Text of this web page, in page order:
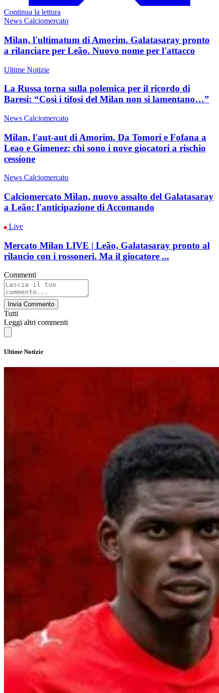
Continua la lettura
News Calciomercato
Milan, l'ultimatum di Amorim. Galatasaray pronto
a rilanciare per Leão. Nuovo nome per l'attacco
Ultime Notizie
La Russa torna sulla polemica per il ricordo di
Baresi: “Così i tifosi del Milan non si lamentano…”
News Calciomercato
Milan, l'aut-aut di Amorim. Da Tomori e Fofana a
Leao e Gimenez: chi sono i nove giocatori a rischio
cessione
News Calciomercato
Calciomercato Milan, nuovo assalto del Galatasaray
a Leão: l'anticipazione di Accomando
Live
Mercato Milan LIVE | Leão, Galatasaray pronto al
rilancio con i rossoneri. Ma il giocatore ...
Commenti
Invia Commento
Tutti
Leggi altri commenti
Ultime Notizie